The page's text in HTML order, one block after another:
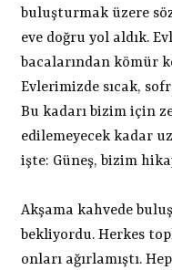
buluşturmak üzere
eve doğru yol aldık.
bacalarından kömür
Evlerimizde sıcak,
Bu kadarı bizim için
edilemeyecek kadar
işte: Güneş, bizim
Akşama kahvede
bekliyordu. Herkes
onları ağırlamıştı.